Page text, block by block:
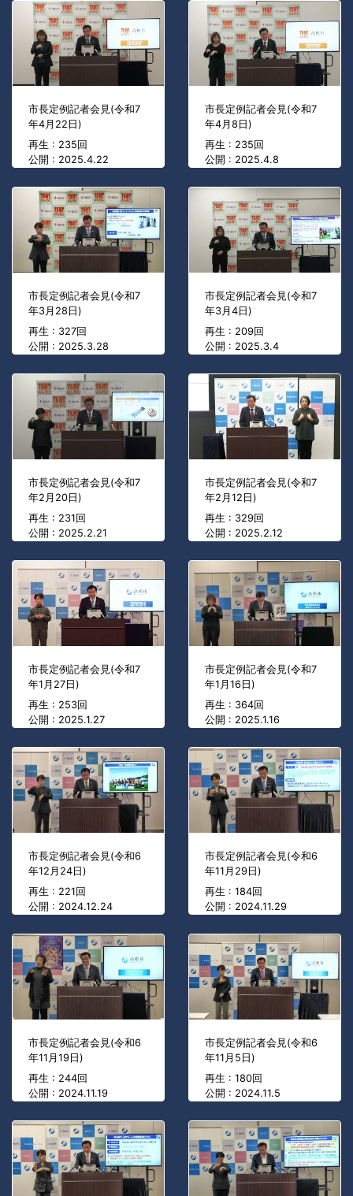
市長定例記者会見(令和7
年4月22日)
再生 : 235回
公開 : 2025.4.22
市長定例記者会見(令和7
年4月8日)
再生 : 235回
公開 : 2025.4.8
市長定例記者会見(令和7
年3月28日)
再生 : 327回
公開 : 2025.3.28
市長定例記者会見(令和7
年3月4日)
再生 : 209回
公開 : 2025.3.4
市長定例記者会見(令和7
年2月20日)
再生 : 231回
公開 : 2025.2.21
市長定例記者会見(令和7
年2月12日)
再生 : 329回
公開 : 2025.2.12
市長定例記者会見(令和7
年1月27日)
再生 : 253回
公開 : 2025.1.27
市長定例記者会見(令和7
年1月16日)
再生 : 364回
公開 : 2025.1.16
市長定例記者会見(令和6
年12月24日)
再生 : 221回
公開 : 2024.12.24
市長定例記者会見(令和6
年11月29日)
再生 : 184回
公開 : 2024.11.29
市長定例記者会見(令和6
年11月19日)
再生 : 244回
公開 : 2024.11.19
市長定例記者会見(令和6
年11月5日)
再生 : 180回
公開 : 2024.11.5